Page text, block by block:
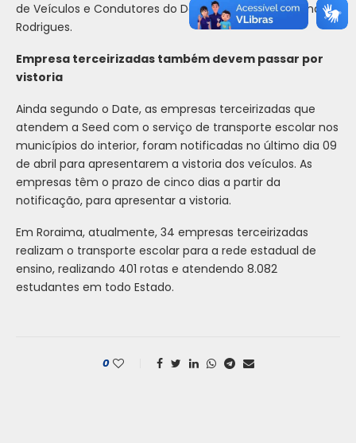
de Veículos e Condutores do Detran-RR, José Raimundo
Rodrigues.
Empresa terceirizadas também devem passar por
vistoria
Ainda segundo o Date, as empresas terceirizadas que
atendem a Seed com o serviço de transporte escolar nos
municípios do interior, foram notificadas no último dia 09
de abril para apresentarem a vistoria dos veículos. As
empresas têm o prazo de cinco dias a partir da
notificação, para apresentar a vistoria.
Em Roraima, atualmente, 34 empresas terceirizadas
realizam o transporte escolar para a rede estadual de
ensino, realizando 401 rotas e atendendo 8.082
estudantes em todo Estado.
0